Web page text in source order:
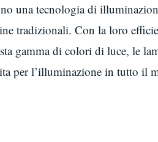
una tecnologia di
tradizionali. Con la loro
gamma di colori di luce, le
per l’illuminazione in tutto il